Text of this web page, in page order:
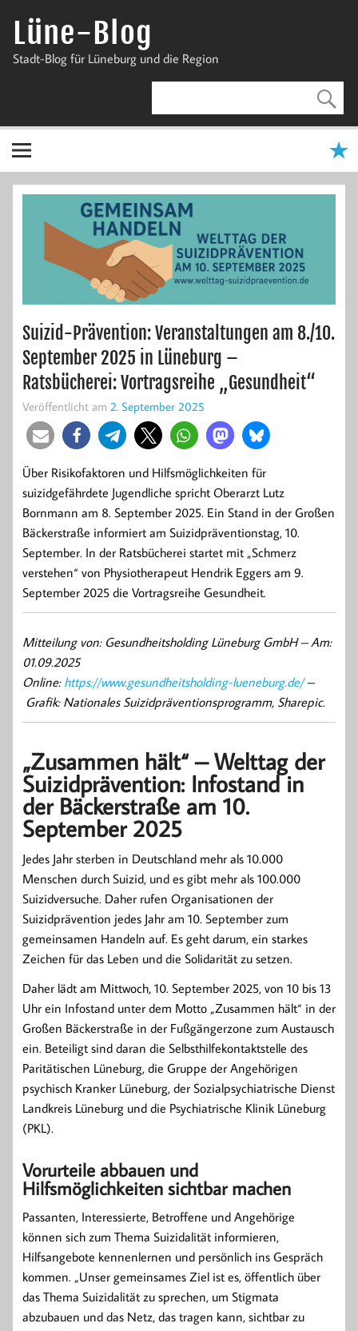
InhaltLüne-Blog
Stadt-Blog für Lüneburg und die Region
Suizid-Prävention: Veranstaltungen am 8./10.
September 2025 in Lüneburg –
Ratsbücherei: Vortragsreihe „Gesundheit“
Veröffentlicht am 2. September 2025
Über Risikofaktoren und Hilfsmöglichkeiten für
suizidgefährdete Jugendliche spricht Oberarzt Lutz
Bornmann am 8. September 2025. Ein Stand in der Großen
Bäckerstraße informiert am Suizidpräventionstag, 10.
September. In der Ratsbücherei startet mit „Schmerz
verstehen“ von Physiotherapeut Hendrik Eggers am 9.
September 2025 die Vortragsreihe Gesundheit.
Mitteilung von: Gesundheitsholding Lüneburg GmbH –Am:
01.09.2025
Online: https://www.gesundheitsholding-lueneburg.de/–
Grafik: Nationales Suizidpräventionsprogramm, Sharepic.
„Zusammen hält“ – Welttag der
Suizidprävention: Infostand in
der Bäckerstraße am 10.
September 2025
Jedes Jahr sterben in Deutschland mehr als 10.000
Menschen durch Suizid, und es gibt mehr als 100.000
Suizidversuche. Daher rufen Organisationen der
Suizidprävention jedes Jahr am 10. September zum
gemeinsamen Handeln auf. Es geht darum, ein starkes
Zeichen für das Leben und die Solidarität zu setzen.
Daher lädt am Mittwoch, 10. September 2025, von 10 bis 13
Uhr ein Infostand unter dem Motto „Zusammen hält“ in der
Großen Bäckerstraße in der Fußgängerzone zum Austausch
ein. Beteiligt sind daran die Selbsthilfekontaktstelle des
Paritätischen Lüneburg, die Gruppe der Angehörigen
psychisch Kranker Lüneburg, der Sozialpsychiatrische Dienst
Landkreis Lüneburg und die Psychiatrische Klinik Lüneburg
(PKL).
Vorurteile abbauen und
Hilfsmöglichkeiten sichtbar machen
Passanten, Interessierte, Betroffene und Angehörige
können sich zum Thema Suizidalität informieren,
Hilfsangebote kennenlernen und persönlich ins Gespräch
kommen. „Unser gemeinsames Ziel ist es, öffentlich über
das Thema Suizidalität zu sprechen, um Stigmata
abzubauen und das Netz, das tragen kann, sichtbar zu